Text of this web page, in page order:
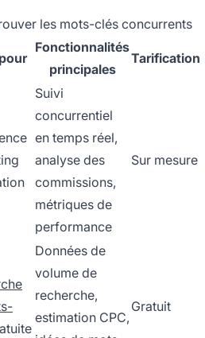
les mots-clés concurrents
Fonctionnalités
principales
Tarification
Suivi
concurrentiel
en temps réel,
analyse des
commissions,
métriques de
performance
Sur mesure
Données de
volume de
recherche,
estimation CPC,
Gratuit